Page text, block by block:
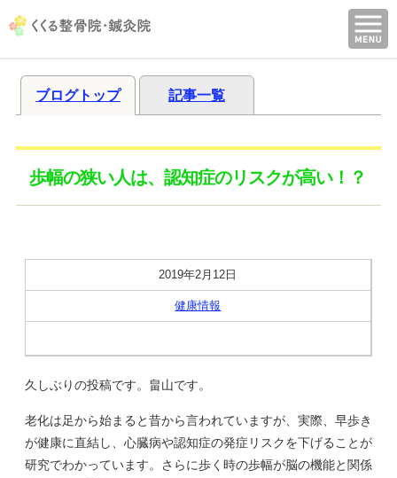
ブログトップ 記事一覧
歩幅の狭い人は、認知症のリスクが高い！？
2019年2月12日
健康情報
久しぶりの投稿です。畠山です。
老化は足から始まると昔から言われていますが、実際、早歩き
が健康に直結し、心臓病や認知症の発症リスクを下げることが
研究でわかっています。さらに歩く時の歩幅が脳の機能と関係